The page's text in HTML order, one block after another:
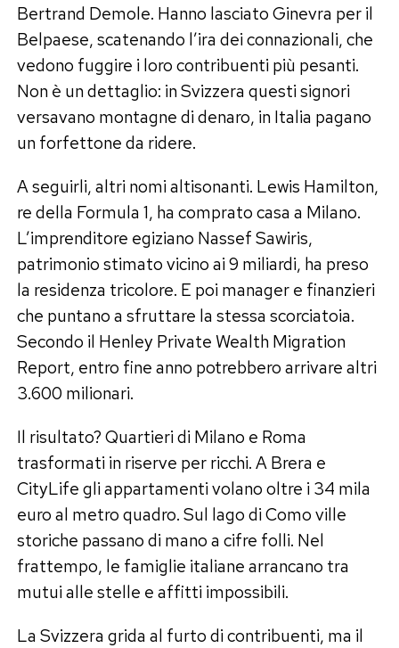
Bertrand Demole. Hanno lasciato Ginevra per il
Belpaese, scatenando l’ira dei connazionali, che
vedono fuggire i loro contribuenti più pesanti.
Non è un dettaglio: in Svizzera questi signori
versavano montagne di denaro, in Italia pagano
un forfettone da ridere.
A seguirli, altri nomi altisonanti. Lewis Hamilton,
re della Formula 1, ha comprato casa a Milano.
L’imprenditore egiziano Nassef Sawiris,
patrimonio stimato vicino ai 9 miliardi, ha preso
la residenza tricolore. E poi manager e finanzieri
che puntano a sfruttare la stessa scorciatoia.
Secondo il Henley Private Wealth Migration
Report, entro fine anno potrebbero arrivare altri
3.600 milionari.
Il risultato? Quartieri di Milano e Roma
trasformati in riserve per ricchi. A Brera e
CityLife gli appartamenti volano oltre i 34 mila
euro al metro quadro. Sul lago di Como ville
storiche passano di mano a cifre folli. Nel
frattempo, le famiglie italiane arrancano tra
mutui alle stelle e affitti impossibili.
La Svizzera grida al furto di contribuenti, ma il